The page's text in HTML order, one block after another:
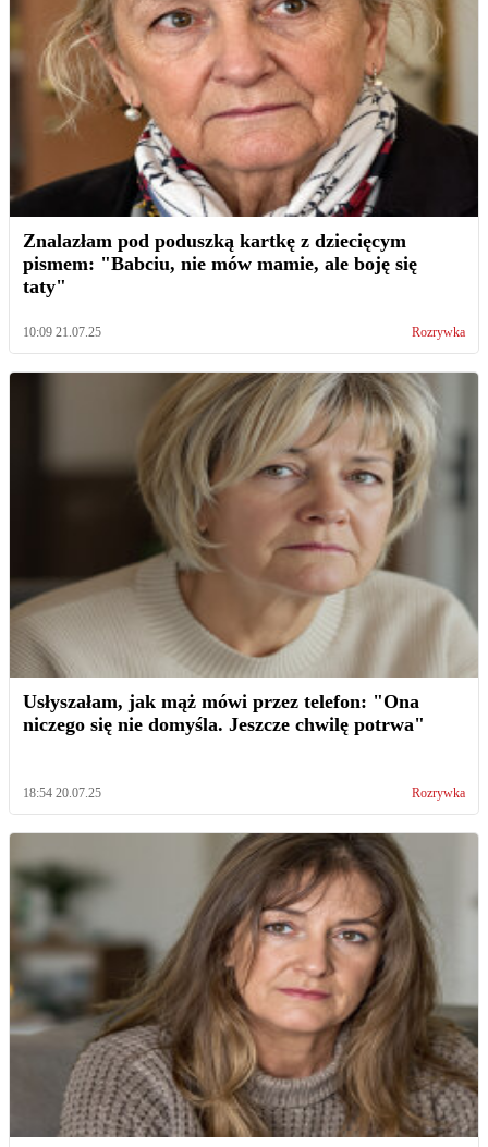
Znalazłam pod poduszką kartkę z dziecięcym
pismem: "Babciu, nie mów mamie, ale boję się
taty"
10:09 21.07.25 Rozrywka
Usłyszałam, jak mąż mówi przez telefon: "Ona
niczego się nie domyśla. Jeszcze chwilę potrwa"
18:54 20.07.25 Rozrywka